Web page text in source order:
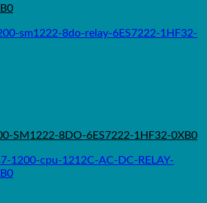
SM1222-8DO-6ES7222-1HF32-0XB0